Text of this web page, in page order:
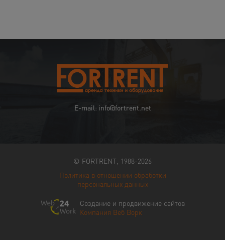
E-mail: info@fortrent.net
© FORTRENT, 1988-2026
Политика в отношении обработки
персональных данных
Создание и продвижение сайтов
Компания Веб Ворк